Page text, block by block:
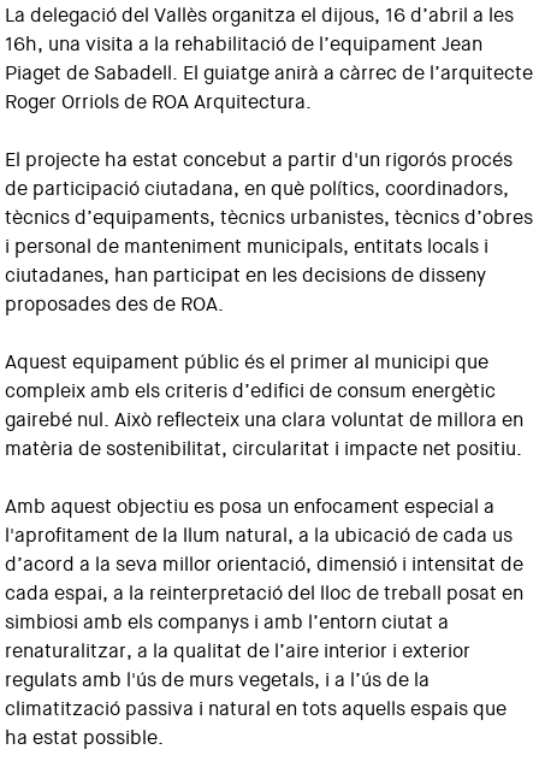
La delegació del Vallès organitza el dijous, 16 d’abril a les
16h, una visita a la rehabilitació de l’equipament Jean
Piaget de Sabadell. El guiatge anirà a càrrec de l’arquitecte
Roger Orriols de ROA Arquitectura.
El projecte ha estat concebut a partir d'un rigorós procés
de participació ciutadana, en què polítics, coordinadors,
tècnics d’equipaments, tècnics urbanistes, tècnics d’obres
i personal de manteniment municipals, entitats locals i
ciutadanes, han participat en les decisions de disseny
proposades des de ROA.
Aquest equipament públic és el primer al municipi que
compleix amb els criteris d’edifici de consum energètic
gairebé nul. Això reflecteix una clara voluntat de millora en
matèria de sostenibilitat, circularitat i impacte net positiu.
Amb aquest objectiu es posa un enfocament especial a
l'aprofitament de la llum natural, a la ubicació de cada us
d’acord a la seva millor orientació, dimensió i intensitat de
cada espai, a la reinterpretació del lloc de treball posat en
simbiosi amb els companys i amb l’entorn ciutat a
renaturalitzar, a la qualitat de l’aire interior i exterior
regulats amb l'ús de murs vegetals, i a l’ús de la
climatització passiva i natural en tots aquells espais que
ha estat possible.